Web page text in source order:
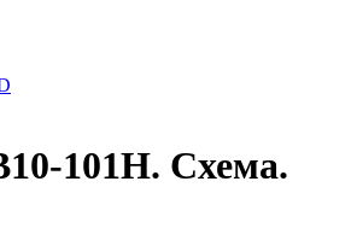
101H. Схема.